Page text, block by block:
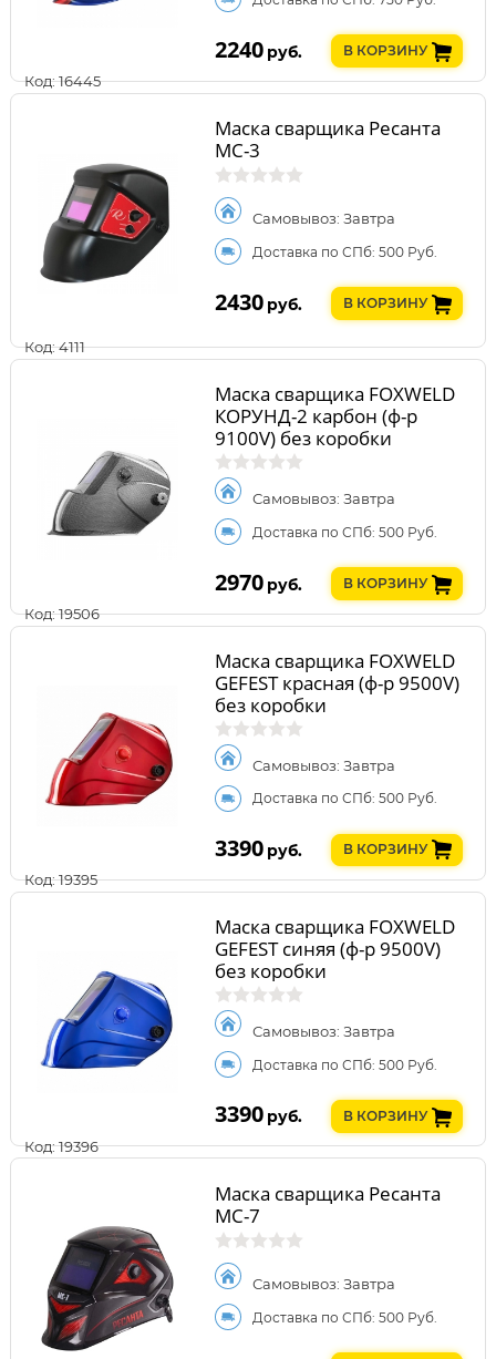
Код: 16445
2240 руб. В КОРЗИНУ
Код: 4111
Маска сварщика Ресанта
МС-3
Самовывоз: Завтра
Доставка по СПб: 500 Руб.
2430 руб. В КОРЗИНУ
Код: 19506
Маска сварщика FOXWELD
КОРУНД-2 карбон (ф-р
9100V) без коробки
Самовывоз: Завтра
Доставка по СПб: 500 Руб.
2970 руб. В КОРЗИНУ
Код: 19395
Маска сварщика FOXWELD
GEFEST красная (ф-р 9500V)
без коробки
Самовывоз: Завтра
Доставка по СПб: 500 Руб.
3390 руб. В КОРЗИНУ
Код: 19396
Маска сварщика FOXWELD
GEFEST синяя (ф-р 9500V)
без коробки
Самовывоз: Завтра
Доставка по СПб: 500 Руб.
3390 руб. В КОРЗИНУ
Маска сварщика Ресанта
МС-7
Самовывоз: Завтра
Доставка по СПб: 500 Руб.